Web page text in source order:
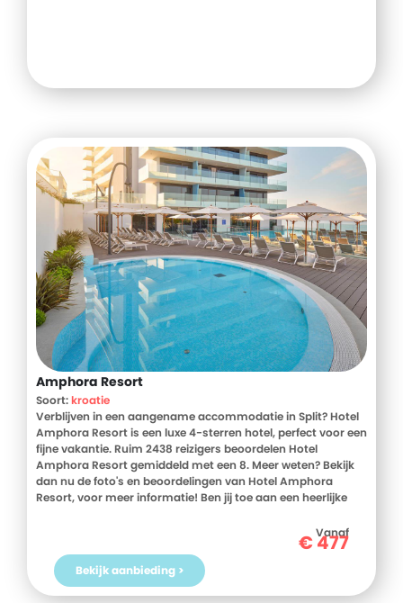
Amphora Resort
Soort:kroatie
Verblijven in een aangename accommodatie in Split? Hotel
Amphora Resort is een luxe 4-sterren hotel, perfect voor een
fijne vakantie. Ruim 2438 reizigers beoordelen Hotel
Amphora Resort gemiddeld met een 8. Meer weten? Bekijk
dan nu de foto's en beoordelingen van Hotel Amphora
Resort, voor meer informatie! Ben jij toe aan een heerlijke
Vanaf
€477
Bekijk aanbieding >